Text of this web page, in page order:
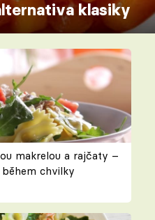
klasiky
makrelou a rajčaty –
chvilky